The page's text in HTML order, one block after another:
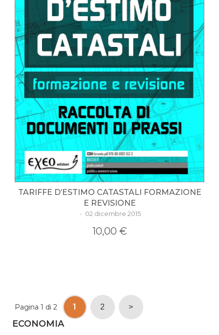
TARIFFE D’ESTIMO CATASTALI FORMAZIONE
E REVISIONE
- 02 dicembre 2015
10,00 €
Pagina 1 di 2 1 2 >
ECONOMIA